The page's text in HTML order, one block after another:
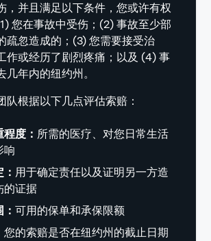
，并且满足以下条件，您或许有权
您在事故中受伤；(2) 事故至少部
疏忽造成的；(3) 您需要接受治
作或经历了剧烈疼痛；以及 (4) 事
几年内的纽约州。
队根据以下几点评估索赔：
度： 所需的医疗、对您日常生活
响
用于确定责任以及证明另一方造
的证据
：可用的保单和承保限额
您的索赔是否在纽约州的截止日期